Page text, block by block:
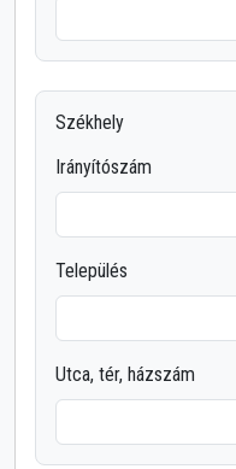
Székhely
Irányítószám
Település
Utca, tér, házszám